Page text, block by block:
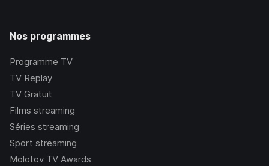
Nos programmes
Programme TV
TV Replay
TV Gratuit
Films streaming
Séries streaming
Sport streaming
Molotov TV Awards